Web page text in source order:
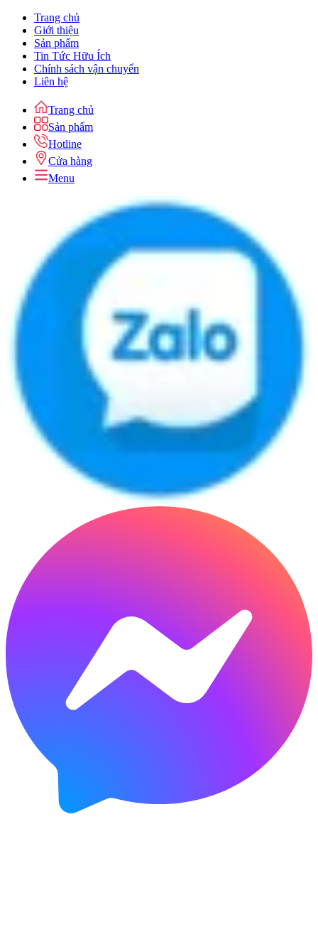
Trang chủ
Giới thiệu
Sản phẩm
Tin Tức Hữu Ích
Chính sách vận chuyển
Liên hệ
Trang chủ
Sản phẩm
Hotline
Cửa hàng
Menu